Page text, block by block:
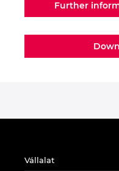
Further
Vállalat